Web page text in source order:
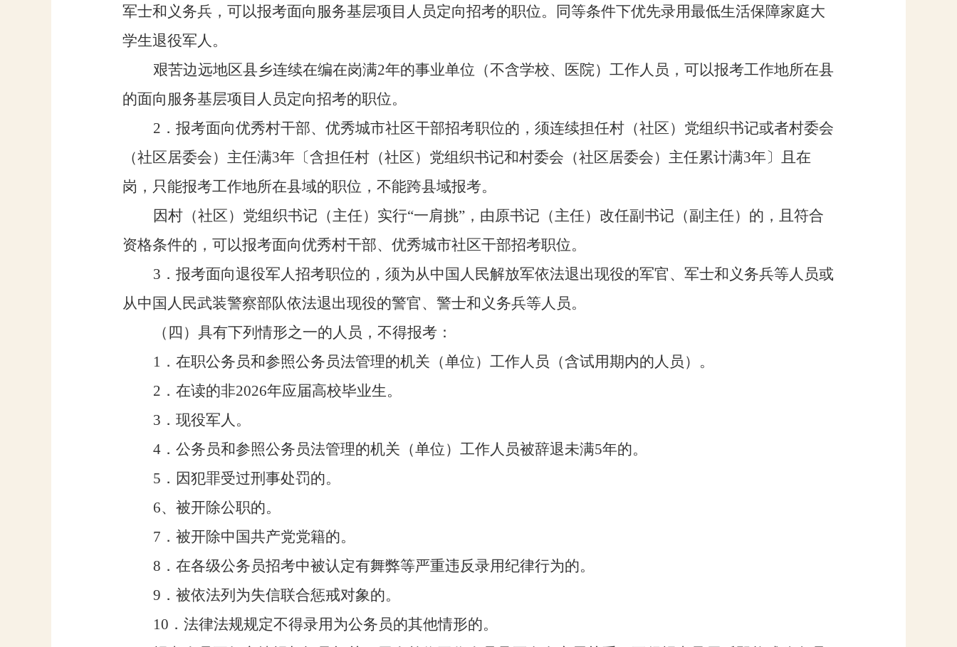
军士和义务兵 ，可以报考面向服务基层项目人员定向招考的职位。 同等条件下优先录用最低生活保障家庭大
学生退役军人 。
艰苦边远地区县乡连续在编在岗满2年的事业单位（不含学校、医院）工作人员，可以报考工作地所在县
的面向服务基层项目人员定向招考的职位。
2 ．报考面向优秀村干部、优秀城市社区干部招考职位的，须连续担任村 （社区） 党组织书记或者村委会
（社区居委会） 主任满3年 〔含担任村 （社区） 党组织书记和村委会 （社区居委会） 主任累计满3年〕
且在
岗，只能报考工作地所在县域的职位，不能跨县域报考。
因村 （社区） 党组织书记 （主任）实行“一肩挑”，由原书记（主任）改任副书记（副主任）的，且符合
资格条件的，可以报考面向优秀村干部、优秀城市社区干部招考职位。
3． 报考面向退役军人招考职位的，须为从中国人民解放军依法退出现役的军官、军士和义务兵等人员或
从中国人民武装警察部队依法退出现役的警官、警士和义务兵等人员。
（四）具有下列情形之一的人员，不得报考：
1 ．在职公务员和参照公务员法管理的机关（单位）工作人员（含试用期内的人员）。
2 ． 在读的非2026年应届高校毕业生。
3 ．现役军人。
4 ．公务员和参照公务员法管理的机关（单位）工作人员被辞退未满5年的。
5 ．因犯罪受过刑事处罚的。
6、 被开除公职的。
7 ．被开除中国共产党党籍的。
8 ．在各级公务员招考中被认定有舞弊等严重违反录用纪律行为的。
9 ．被依法列为失信联合惩戒对象的。
10 ．法律法规规定不得录用为公务员的其他情形的。